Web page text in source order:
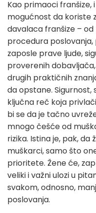
Kao primaoci franšize,
mogućnost da koriste
davalaca franšize –
procedura
zaposle prave ljude,
proverenih
drugih praktičnih
da opstane.
ključna reč koja
bi se da je tačno
mnogo češće od
rizika. Istina je, pak, da
muškarci, samo što
prioritete. Žene će,
veliki i važni ulozi u
svakom, odnosno,
poslovanja.